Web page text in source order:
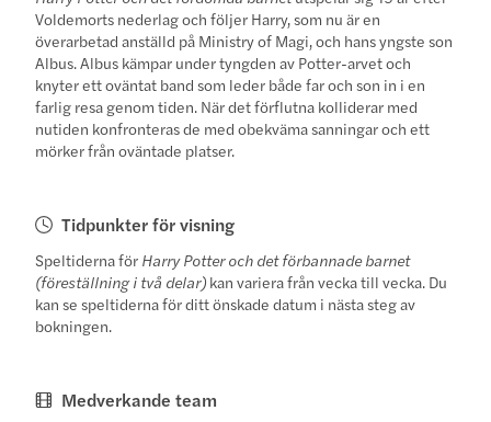
Voldemorts nederlag och följer Harry, som nu är en
överarbetad anställd på Ministry of Magi, och hans yngste son
Albus. Albus kämpar under tyngden av Potter-arvet och
knyter ett oväntat band som leder både far och son in i en
farlig resa genom tiden. När det förflutna kolliderar med
nutiden konfronteras de med obekväma sanningar och ett
mörker från oväntade platser.
Tidpunkter för visning
Speltiderna för Harry Potter och det förbannade barnet
(föreställning i två delar) kan variera från vecka till vecka. Du
kan se speltiderna för ditt önskade datum i nästa steg av
bokningen.
Medverkande team